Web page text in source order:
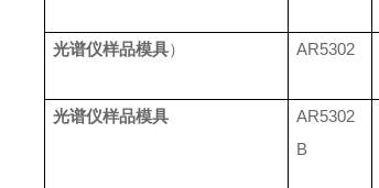
光谱仪样品模具） AR5302
光谱仪样品模具
AR5302
B